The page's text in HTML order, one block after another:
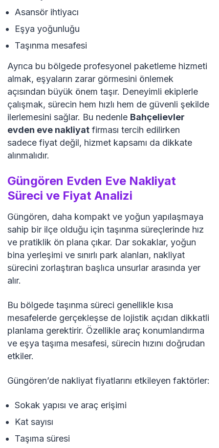
Asansör ihtiyacı
Eşya yoğunluğu
Taşınma mesafesi
Ayrıca bu bölgede profesyonel paketleme hizmeti
almak, eşyaların zarar görmesini önlemek
açısından büyük önem taşır. Deneyimli ekiplerle
çalışmak, sürecin hem hızlı hem de güvenli şekilde
ilerlemesini sağlar. Bu nedenle Bahçelievler
evden eve nakliyat firması tercih edilirken
sadece fiyat değil, hizmet kapsamı da dikkate
alınmalıdır.
Güngören Evden Eve Nakliyat
Süreci ve Fiyat Analizi
Güngören, daha kompakt ve yoğun yapılaşmaya
sahip bir ilçe olduğu için taşınma süreçlerinde hız
ve pratiklik ön plana çıkar. Dar sokaklar, yoğun
bina yerleşimi ve sınırlı park alanları, nakliyat
sürecini zorlaştıran başlıca unsurlar arasında yer
alır.
Bu bölgede taşınma süreci genellikle kısa
mesafelerde gerçekleşse de lojistik açıdan dikkatli
planlama gerektirir. Özellikle araç konumlandırma
ve eşya taşıma mesafesi, sürecin hızını doğrudan
etkiler.
Güngören’de nakliyat fiyatlarını etkileyen faktörler:
Sokak yapısı ve araç erişimi
Kat sayısı
Taşıma süresi